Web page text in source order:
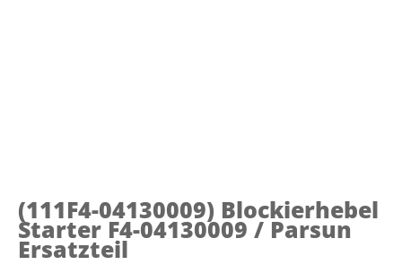
(111F4-04130009) Blockierhebel
Starter F4-04130009 / Parsun
Ersatzteil